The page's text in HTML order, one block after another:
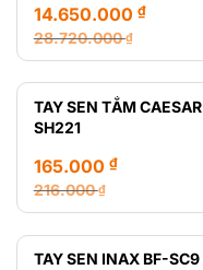
28.720.000₫
Giá
gốc
là:
28.720.000 ₫.
14.650.000 ₫
Giá
hiện
tại
là:
TAY SEN TẮM CAESAR
SH221
216.000₫
Giá
gốc
là:
165.000 ₫
Giá
hiện
tại
TAY SEN INAX BF-SC9